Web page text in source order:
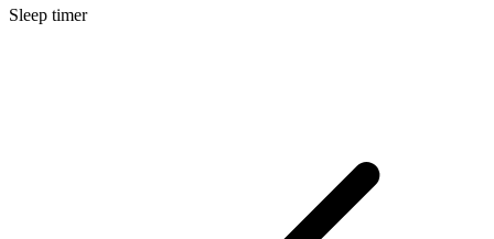
Sleep timer